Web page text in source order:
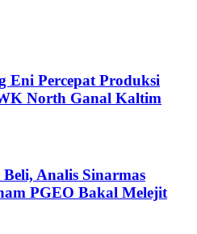
Eni Percepat Produksi
North Ganal Kaltim
Analis Sinarmas
PGEO Bakal Melejit